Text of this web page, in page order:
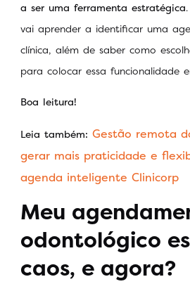
a ser uma ferramenta estratégica
vai aprender a identificar uma
clínica, além de saber como
para colocar essa funcionalidade
Boa leitura!
Leia também: Gestão remota
gerar mais praticidade e
agenda inteligente Clinicorp
Meu
odontológico
caos, e agora?